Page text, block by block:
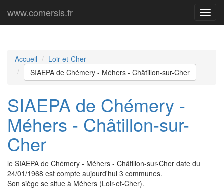
Menu
www.comersis.fr
Accueil
Loir-et-Cher
SIAEPA de Chémery - Méhers - Châtillon-sur-Cher
SIAEPA de Chémery -
Méhers - Châtillon-sur-
Cher
le SIAEPA de Chémery - Méhers - Châtillon-sur-Cher date du
24/01/1968 est compte aujourd'hui 3 communes.
Son siège se situe à Méhers (Loir-et-Cher).